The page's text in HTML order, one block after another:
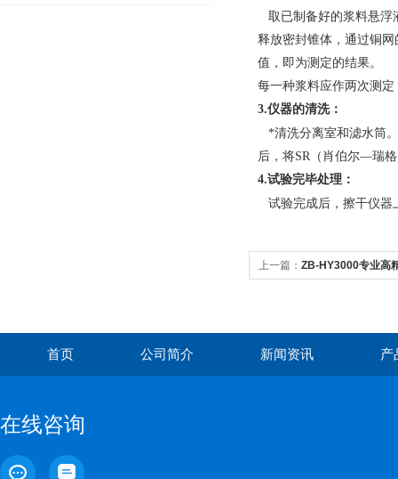
取已制备好的浆料悬浮
释放密封锥体，通过铜
值，即为测定的结果。
每一种浆料应作两次测
3.仪器的清洗：
*清洗分离室和滤水筒
后，将SR（肖伯尔—瑞
4.试验完毕处理：
试验完成后，擦干仪器
上一篇： ZB-HY3000专业高
首页 公司简介 新闻资讯 产
在线咨询